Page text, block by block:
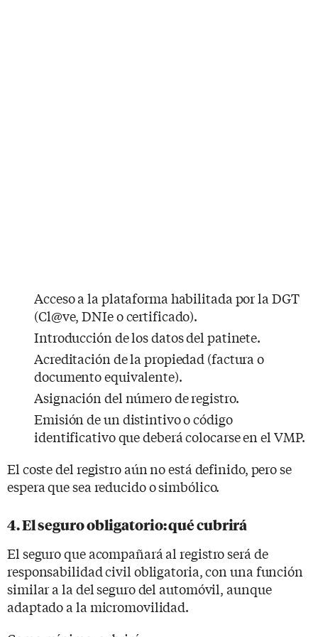
Acceso a la plataforma habilitada por la DGT
(Cl@ve, DNIe o certificado).
Introducción de los datos del patinete.
Acreditación de la propiedad (factura o
documento equivalente).
Asignación del número de registro.
Emisión de un distintivo o código
identificativo que deberá colocarse en el VMP.
El coste del registro aún no está definido, pero se
espera que sea reducido o simbólico.
4. El seguro obligatorio: qué cubrirá
El seguro que acompañará al registro será de
responsabilidad civil obligatoria, con una función
similar a la del seguro del automóvil, aunque
adaptado a la micromovilidad.